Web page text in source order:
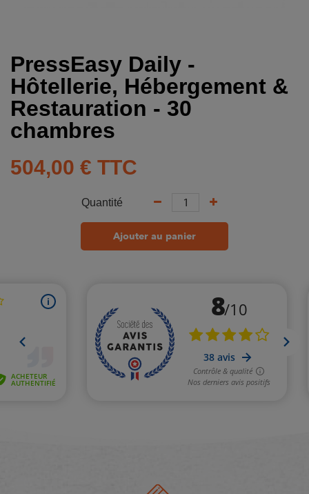
PressEasy Daily -
Hôtellerie, Hébergement &
Restauration - 30
chambres
504,00 € TTC
Quantité
Ajouter au panier